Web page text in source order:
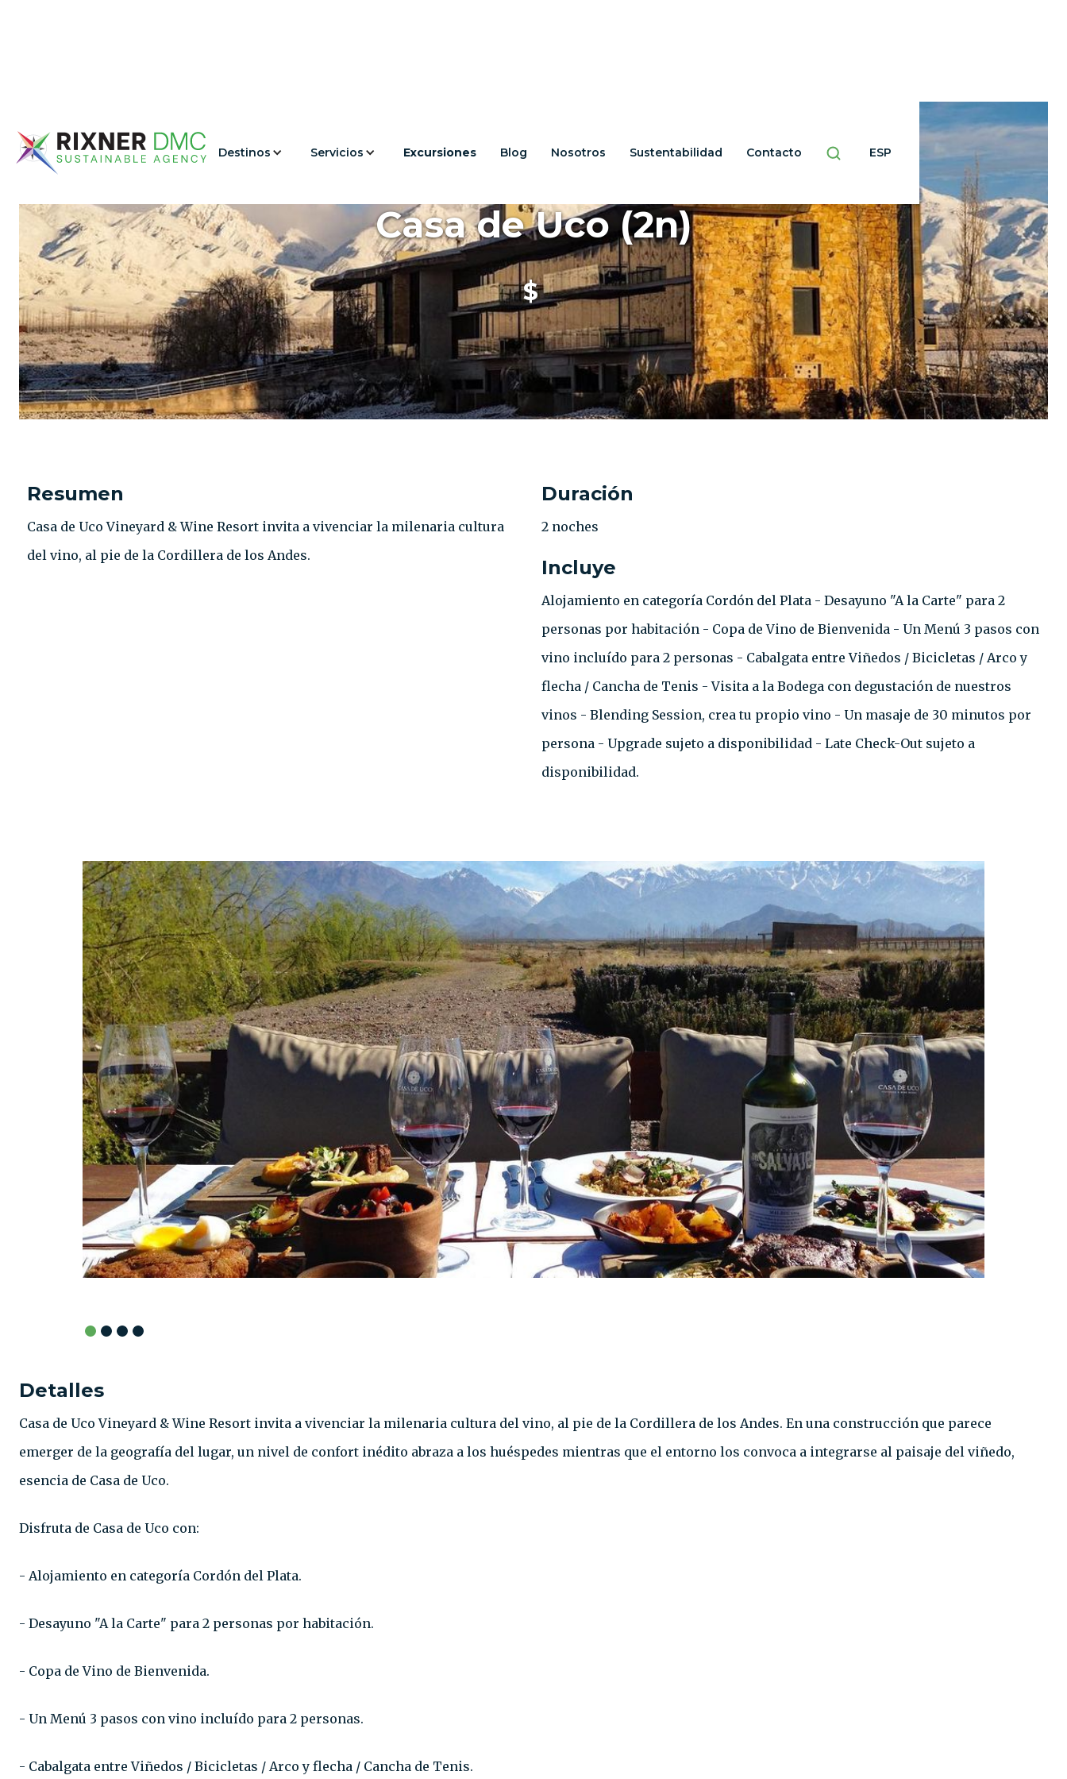
Destinos Servicios Excursiones Blog Nosotros Sustentabilidad Contacto ESP
Casa de Uco (2n)
$
Resumen
Casa de Uco Vineyard & Wine Resort invita a vivenciar la milenaria cultura
del vino, al pie de la Cordillera de los Andes.
Duración
2 noches
Incluye
Alojamiento en categoría Cordón del Plata⁣⁣ - Desayuno "A la Carte" para 2
personas por habitación - Copa de Vino de Bienvenida⁣⁣ - Un Menú 3 pasos con
vino incluído para 2 personas - Cabalgata entre Viñedos / Bicicletas / Arco y
flecha / Cancha de Tenis⁣⁣ - Visita a la Bodega con degustación de nuestros
vinos⁣⁣ - Blending Session, crea tu propio vino - Un masaje de 30 minutos por
persona - Upgrade sujeto a disponibilidad - Late Check-Out sujeto a
disponibilidad.⁣⁣
Detalles
Casa de Uco Vineyard & Wine Resort invita a vivenciar la milenaria cultura del vino, al pie de la Cordillera de los Andes. En una construcción que parece
emerger de la geografía del lugar, un nivel de confort inédito abraza a los huéspedes mientras que el entorno los convoca a integrarse al paisaje del viñedo,
esencia de Casa de Uco.
Disfruta de Casa de Uco con:
- Alojamiento en categoría Cordón del Plata.⁣⁣
- Desayuno "A la Carte" para 2 personas por habitación.⁣⁣
- Copa de Vino de Bienvenida.⁣⁣
- Un Menú 3 pasos con vino incluído para 2 personas.⁣⁣
- Cabalgata entre Viñedos / Bicicletas / Arco y flecha / Cancha de Tenis.⁣⁣